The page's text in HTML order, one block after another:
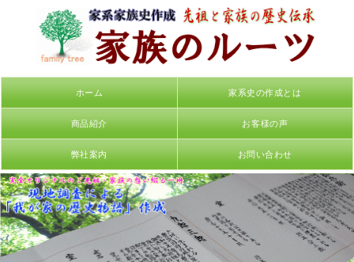
ホーム 家系史の作成とは
商品紹介 お客様の声
弊社案内 お問い合わせ